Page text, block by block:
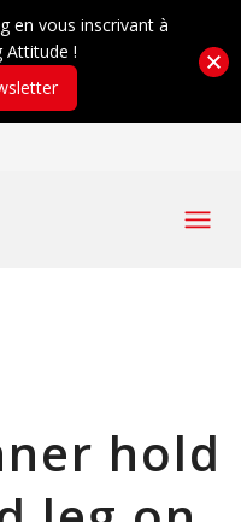
hold
en vous inscrivant à
Attitude !